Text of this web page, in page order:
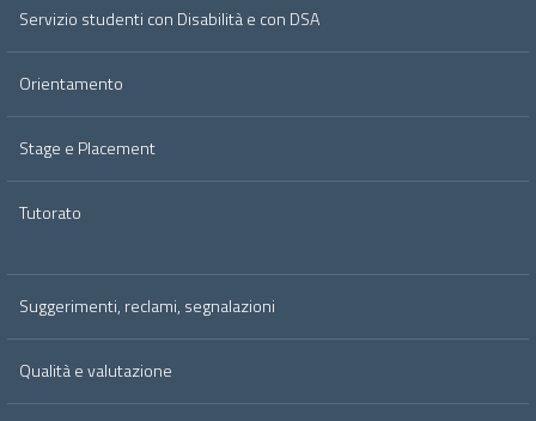
Servizio studenti con Disabilità e con DSA
Orientamento
Stage e Placement
Tutorato
Suggerimenti, reclami, segnalazioni
Qualità e valutazione